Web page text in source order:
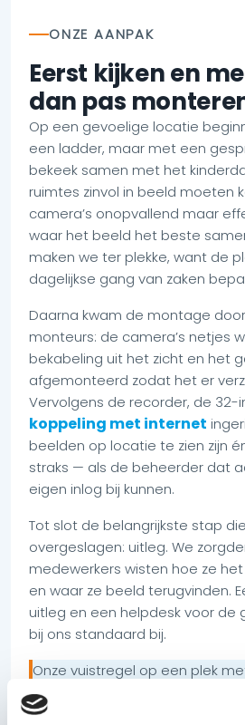
ONZE AANPAK
Eerst kijken en
dan pas
Op een gevoelige locatie
een ladder, maar met een
bekeek samen met het
ruimtes zinvol in beeld moeten
camera’s onopvallend maar
waar het beeld het beste
maken we ter plekke, want de
dagelijkse gang van zaken
Daarna kwam de montage
monteurs: de camera’s netjes
bekabeling uit het zicht en het
afgemonteerd zodat het er
Vervolgens de recorder, de 32-
koppeling met internet
beelden op locatie te zien zijn
straks — als de beheerder dat
eigen inlog bij kunnen.
Tot slot de belangrijkste stap
overgeslagen: uitleg. We
medewerkers wisten hoe ze
en waar ze beeld terugvinden.
uitleg en een helpdesk voor de
bij ons standaard bij.
Onze vuistregel op een plek
camera moet het gevoel van
niet dat van wantrouwen. Dat